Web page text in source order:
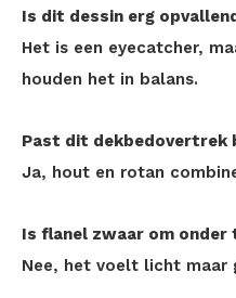
Is dit dessin erg
Het is een eyecatcher,
houden het in balans.
Past dit dekbedovertrek
Ja, hout en rotan
Is flanel zwaar om onder
Nee, het voelt licht